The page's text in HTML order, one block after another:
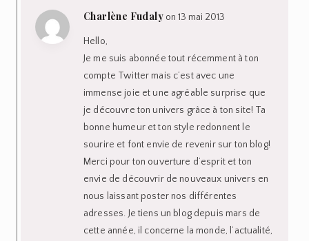
Charlène Fudaly on 13 mai 2013
Hello,
Je me suis abonnée tout récemment à ton
compte Twitter mais c’est avec une
immense joie et une agréable surprise que
je découvre ton univers grâce à ton site! Ta
bonne humeur et ton style redonnent le
sourire et font envie de revenir sur ton blog!
Merci pour ton ouverture d’esprit et ton
envie de découvrir de nouveaux univers en
nous laissant poster nos différentes
adresses. Je tiens un blog depuis mars de
cette année, il concerne la monde, l’actualité,